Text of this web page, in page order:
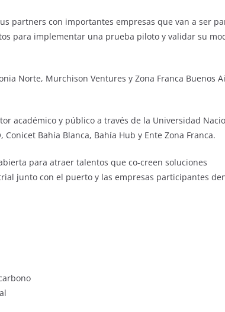
partners con importantes empresas que van a ser
para implementar una prueba piloto y validar su
Norte, Murchison Ventures y Zona Franca Buenos
académico y público a través de la Universidad
Bahía Blanca, Bahía Hub y Ente Zona Franca.
para atraer talentos que co-creen soluciones
junto con el puerto y las empresas participantes